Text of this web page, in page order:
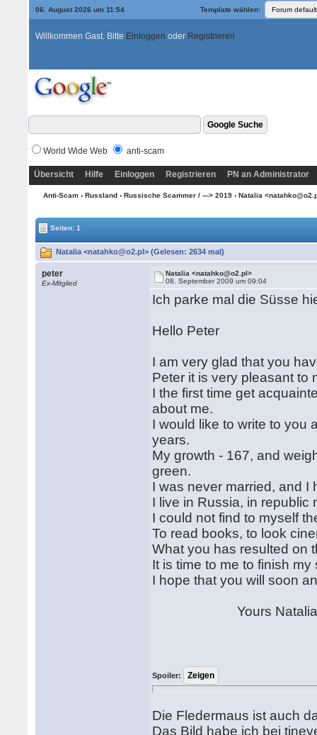
06. August 2026 um 11:54 Template wählen:
Willkommen Gast. Bitte Einloggen oder Registrieren
World Wide Web anti-scam
Übersicht Hilfe Einloggen Registrieren PN an Administrator
Anti-Scam› Russland› Russische Scammer / ---> 2019› Natalia
Seiten: 1
Natalia <natahko@o2.pl> (Gelesen: 2634 mal)
peter
Ex-Mitglied
Natalia <natahko@o2.pl>
08. September 2009 um 09:04
Ich parke mal die Süsse
Hello Peter
I am very glad that you
Peter it is very pleasant to
I the first time get
about me.
I would like to write to you
years.
My growth - 167, and
green.
I was never married, and I
I live in Russia, in republic
I could not find to myself
To read books, to look
What you has resulted on
It is time to me to finish
I hope that you will soon
Yours
Spoiler:
Die Fledermaus ist auch
Das Bild habe ich bei